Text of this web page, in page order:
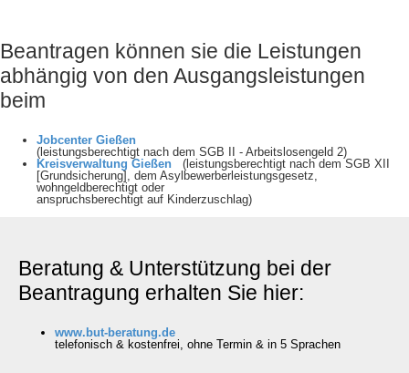
Beantragen können sie die Leistungen
abhängig von den Ausgangsleistungen
beim
Jobcenter Gießen
(leistungsberechtigt nach dem SGB II - Arbeitslosengeld 2)
Kreisverwaltung Gießen
(leistungsberechtigt nach dem SGB XII
[Grundsicherung], dem Asylbewerberleistungsgesetz,
wohngeldberechtigt oder
anspruchsberechtigt auf Kinderzuschlag)
Beratung & Unterstützung bei der
Beantragung erhalten Sie hier:
www. but-beratung.de
telefonisch & kostenfrei, ohne Termin & in 5 Sprachen